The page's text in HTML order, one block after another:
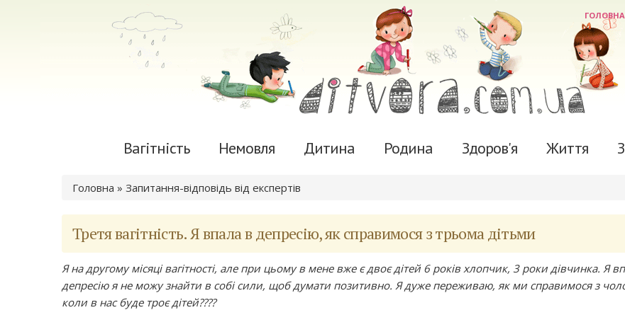
ГОЛОВНА
Вагітність Немовля Дитина Родина Здоров'я Життя
Ви є тут
Головна » Запитання-відповідь від експертів
Третя вагітність. Я впала в депресію, як справимося з трьома дітьми
Я на другому місяці вагітності, але при цьому в мене вже є двоє дітей 6 років хлопчик, 3 роки дівчинка. Я
депресію я не можу знайти в собі сили, щоб думати позитивно. Я дуже переживаю, як ми справимося з
коли в нас буде троє дітей????